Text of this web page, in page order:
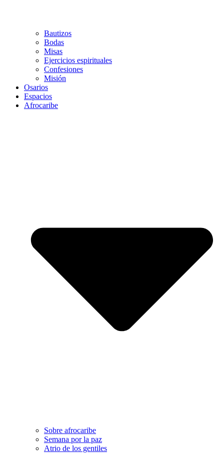
Bautizos
Bodas
Misas
Ejercicios espirituales
Confesiones
Misión
Osarios
Espacios
Afrocaribe
Sobre afrocaribe
Semana por la paz
Atrio de los gentiles